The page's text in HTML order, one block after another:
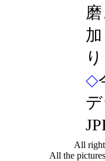
◇
All
All the